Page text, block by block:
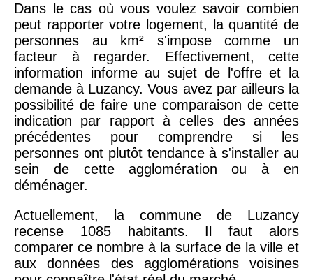
Dans le cas où vous voulez savoir combien
peut rapporter votre logement, la quantité de
personnes au km² s'impose comme un
facteur à regarder. Effectivement, cette
information informe au sujet de l'offre et la
demande à Luzancy. Vous avez par ailleurs la
possibilité de faire une comparaison de cette
indication par rapport à celles des années
précédentes pour comprendre si les
personnes ont plutôt tendance à s'installer au
sein de cette agglomération ou à en
déménager.
Actuellement, la commune de Luzancy
recense 1085 habitants. Il faut alors
comparer ce nombre à la surface de la ville et
aux données des agglomérations voisines